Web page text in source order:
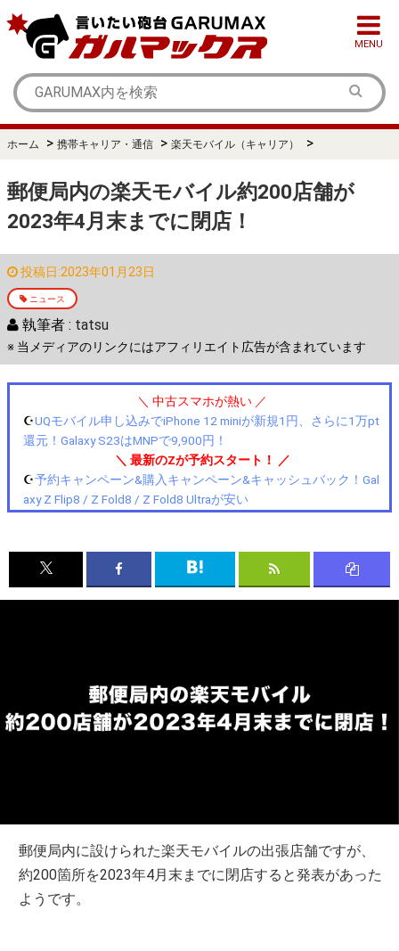
MENU
ホーム > 携帯キャリア・通信 > 楽天モバイル（キャリア） >
郵便局内の楽天モバイル約200店舗が
2023年4月末までに閉店！
投稿日:2023年01月23日
ニュース
執筆者 : tatsu
※ 当メディアのリンクにはアフィリエイト広告が含まれています
＼ 中古スマホが熱い ／
☪️UQモバイル申し込みでiPhone 12 miniが新規1円、さらに1万pt
還元！Galaxy S23はMNPで9,900円！
＼ 最新のZが予約スタート！ ／
☪️予約キャンペーン&購入キャンペーン&キャッシュバック！Gal
axy Z Flip8 / Z Fold8 / Z Fold8 Ultraが安い
郵便局内に設けられた楽天モバイルの出張店舗ですが、
約200箇所を2023年4月末までに閉店すると発表があった
ようです。